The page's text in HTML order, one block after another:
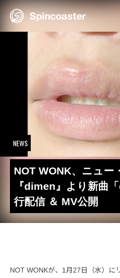
Skip
NEWS
NOT WONK、ニュー
『dimen』より新曲
行配信 ＆ MV公開
NOT WONKが、1月27日（水）に